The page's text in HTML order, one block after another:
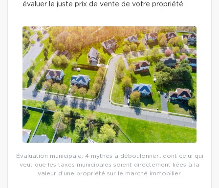
évaluer le juste prix de vente de votre propriété.
Évaluation municipale: 4 mythes à déboulonner…dont celui qui
veut que les taxes municipales soient directement liées à la
valeur d’une propriété sur le marché immobilier.